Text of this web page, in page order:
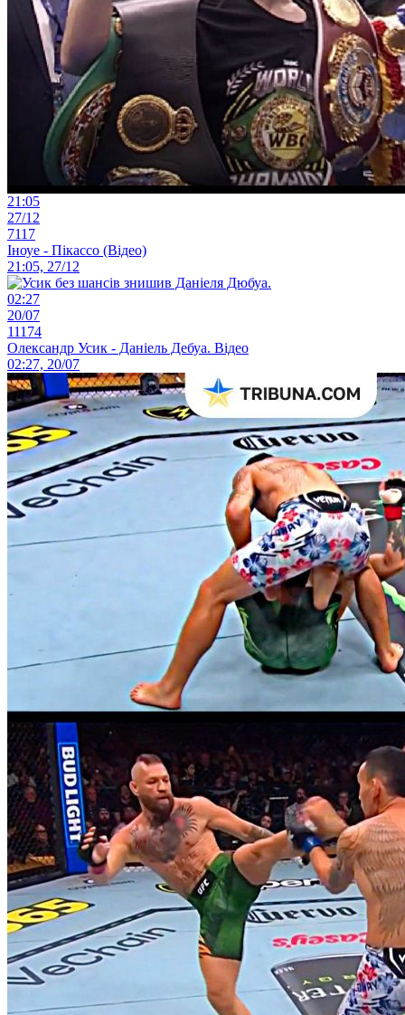
21:05
27/12
7117
Іноуе - Пікассо (Відео)
21:05, 27/12
02:27
20/07
11174
Олександр Усик - Даніель Дебуа. Відео
02:27, 20/07